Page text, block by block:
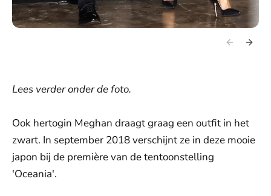
Lees verder onder de foto.
Ook hertogin Meghan draagt graag een outfit in het
zwart. In september 2018 verschijnt ze in deze mooie
japon bij de première van de tentoonstelling
'Oceania'.